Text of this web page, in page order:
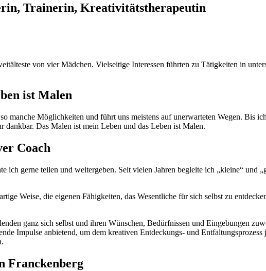
Trainer­in, Kreativitätstherapeutin
von vier Mäd­chen. Viel­seit­ige Inter­essen führten zu Tätigkeit­en in
ist Malen
manche Möglichkeit­en und führt uns meis­tens auf uner­warteten Wegen. Bis
Das Malen ist mein Leben und das Leben ist Malen.
Coach
ich gerne teilen und weit­ergeben. Seit vie­len Jahren begleite ich „kleine“ und
Weise, die eige­nen Fähigkeit­en, das Wesentliche für sich selb­st zu
ganz sich selb­st und ihren Wün­schen, Bedürfnis­sen und Einge­bun­gen
Impulse anbi­etend, um dem kreativ­en Ent­deck­ungs- und
Franckenberg